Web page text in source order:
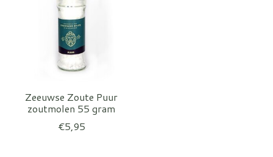
Zeeuwse Zoute Puur
zoutmolen 55 gram
€5,95